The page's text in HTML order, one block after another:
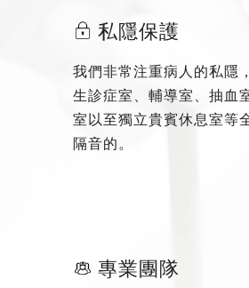
私隱保護
我們非常注重病人的私隱
生診症室、輔導室、抽血
室以至獨立貴賓休息室等
隔音的。
專業團隊